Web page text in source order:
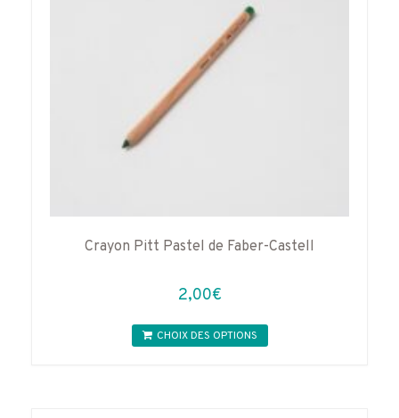
Crayon Pitt Pastel de Faber-Castell
2,00€
CHOIX DES OPTIONS
Ce